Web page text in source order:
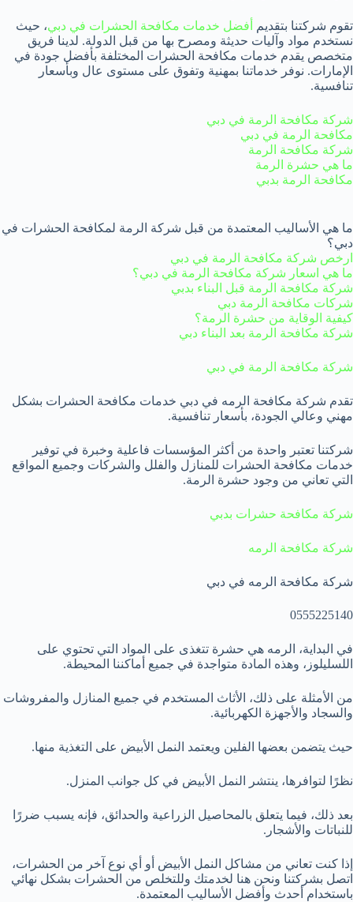
تقوم شركتنا بتقديم أفضل خدمات مكافحة الحشرات في دبي، حيث
نستخدم مواد وآليات حديثة ومصرح بها من قبل الدولة. لدينا فريق
متخصص يقدم خدمات مكافحة الحشرات المختلفة بأفضل جودة في
الإمارات. نوفر خدماتنا بمهنية وتفوق على مستوى عال وبأسعار
تنافسية.
شركة مكافحة الرمة في دبي
مكافحة الرمة في دبي
شركة مكافحة الرمة
ما هي حشرة الرمة
مكافحة الرمة بدبي
ما هي الأساليب المعتمدة من قبل شركة الرمة لمكافحة الحشرات في
دبي؟
ارخص شركة مكافحة الرمة في دبي
ما هي اسعار شركة مكافحة الرمة في دبي؟
شركة مكافحة الرمة قبل البناء بدبي
شركات مكافحة الرمة دبي
كيفية الوقاية من حشرة الرمة؟
شركة مكافحة الرمة بعد البناء دبي
شركة مكافحة الرمة في دبي
تقدم شركة مكافحة الرمه في دبي خدمات مكافحة الحشرات بشكل
مهني وعالي الجودة، بأسعار تنافسية.
شركتنا تعتبر واحدة من أكثر المؤسسات فاعلية وخبرة في توفير
خدمات مكافحة الحشرات للمنازل والفلل والشركات وجميع المواقع
التي تعاني من وجود حشرة الرمة.
شركة مكافحة حشرات بدبي
شركة مكافحة الرمه
شركة مكافحة الرمه في دبي
0555225140
في البداية، الرمه هي حشرة تتغذى على المواد التي تحتوي على
اللسليلوز، وهذه المادة متواجدة في جميع أماكننا المحيطة.
من الأمثلة على ذلك، الأثاث المستخدم في جميع المنازل والمفروشات
والسجاد والأجهزة الكهربائية.
حيث يتضمن بعضها الفلين ويعتمد النمل الأبيض على التغذية منها.
نظرًا لتوافرها، ينتشر النمل الأبيض في كل جوانب المنزل.
بعد ذلك، فيما يتعلق بالمحاصيل الزراعية والحدائق، فإنه يسبب ضررًا
للنباتات والأشجار.
إذا كنت تعاني من مشاكل النمل الأبيض أو أي نوع آخر من الحشرات،
اتصل بشركتنا ونحن هنا لخدمتك وللتخلص من الحشرات بشكل نهائي
باستخدام أحدث وأفضل الأساليب المعتمدة.